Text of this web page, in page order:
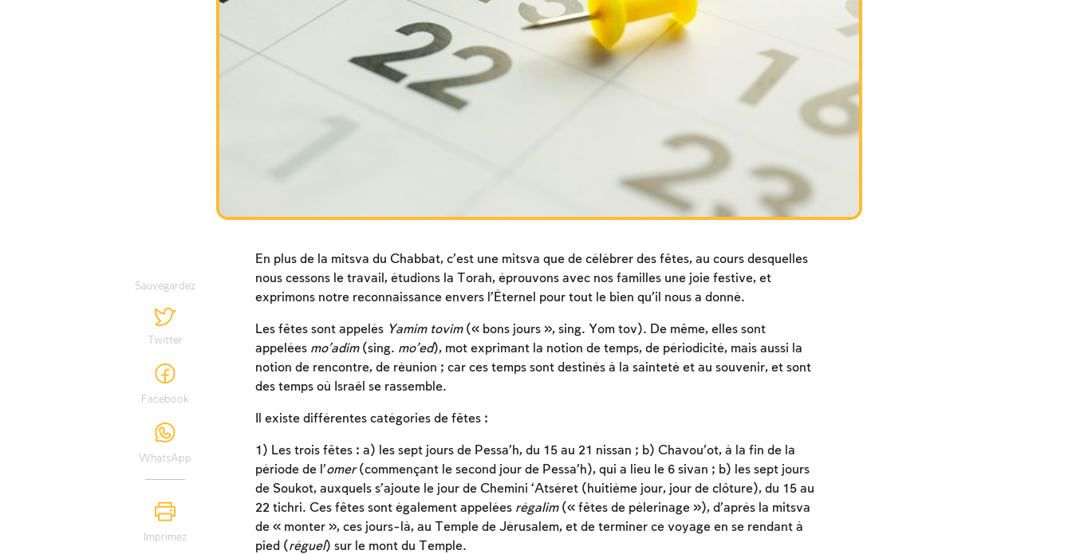
Sauvegardez
Twitter
Facebook
WhatsApp
Imprimez
En plus de la mitsva du Chabbat, c’est une mitsva que de célébrer des fêtes, au cours desquelles
nous cessons le travail, étudions la Torah, éprouvons avec nos familles une joie festive, et
exprimons notre reconnaissance envers l’Éternel pour tout le bien qu’il nous a donné.
Les fêtes sont appelés Yamim tovim(« bons jours », sing. Yom tov). De même, elles sont
appelées mo’adim(sing. mo’ed), mot exprimant la notion de temps, de périodicité, mais aussi la
notion de rencontre, de réunion ; car ces temps sont destinés à la sainteté et au souvenir, et sont
des temps où Israël se rassemble.
Il existe différentes catégories de fêtes :
1) Les trois fêtes : a) les sept jours de Pessa’h, du 15 au 21 nissan ; b) Chavou’ot, à la fin de la
période de l’omer(commençant le second jour de Pessa’h), qui a lieu le 6 sivan ; b) les sept jours
de Soukot, auxquels s’ajoute le jour de Chemini ‘Atséret (huitième jour, jour de clôture), du 15 au
22 tichri. Ces fêtes sont également appelées régalim(« fêtes de pèlerinage »), d’après la mitsva
de « monter », ces jours-là, au Temple de Jérusalem, et de terminer ce voyage en se rendant à
pied (réguel) sur le mont du Temple.